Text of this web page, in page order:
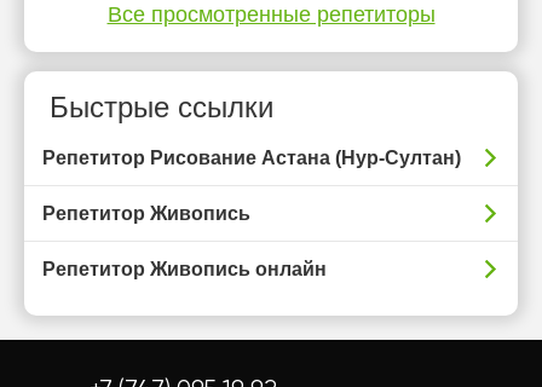
Все просмотренные репетиторы
Быстрые ссылки
Репетитор Рисование Астана (Нур-Султан)
Репетитор Живопись
Репетитор Живопись онлайн